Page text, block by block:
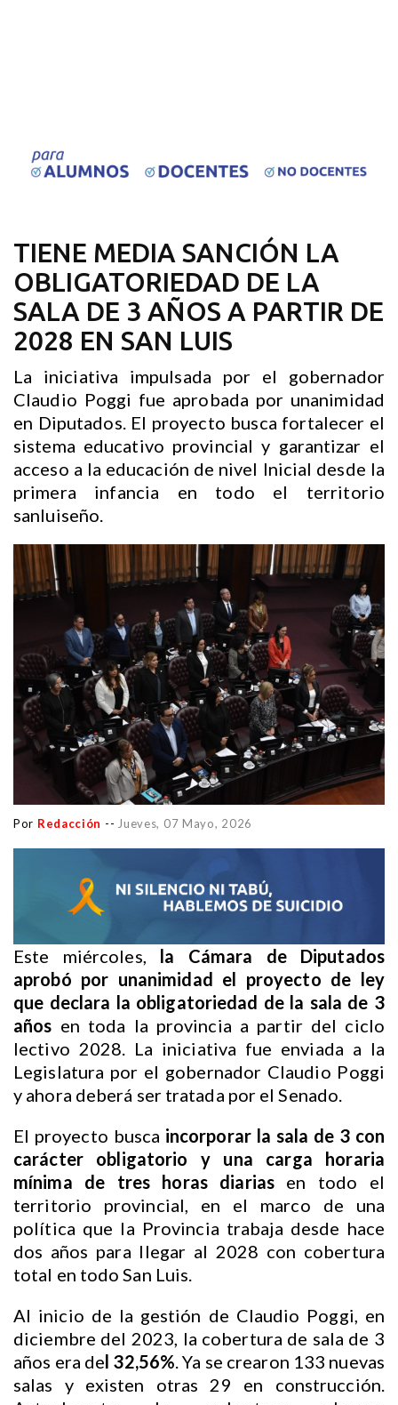
TIENE MEDIA SANCIÓN LA
OBLIGATORIEDAD DE LA
SALA DE 3 AÑOS A PARTIR DE
2028 EN SAN LUIS
La iniciativa impulsada por el gobernador
Claudio Poggi fue aprobada por unanimidad
en Diputados. El proyecto busca fortalecer el
sistema educativo provincial y garantizar el
acceso a la educación de nivel Inicial desde la
primera infancia en todo el territorio
sanluiseño.
Por Redacción -- Jueves, 07 Mayo, 2026
Este miércoles, la Cámara de Diputados
aprobó por unanimidad el proyecto de ley
que declara la obligatoriedad de la sala de 3
años en toda la provincia a partir del ciclo
lectivo 2028. La iniciativa fue enviada a la
Legislatura por el gobernador Claudio Poggi
y ahora deberá ser tratada por el Senado.
El proyecto busca incorporar la sala de 3 con
carácter obligatorio y una carga horaria
mínima de tres horas diarias en todo el
territorio provincial, en el marco de una
política que la Provincia trabaja desde hace
dos años para llegar al 2028 con cobertura
total en todo San Luis.
Al inicio de la gestión de Claudio Poggi, en
diciembre del 2023, la cobertura de sala de 3
años era del 32,56%. Ya se crearon 133 nuevas
salas y existen otras 29 en construcción.